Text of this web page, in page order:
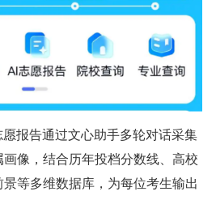
报告通过文心助手多轮对话采集
像，结合历年投档分数线、高校
等多维数据库，为每位考生输出